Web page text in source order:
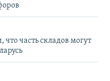
часть складов могут